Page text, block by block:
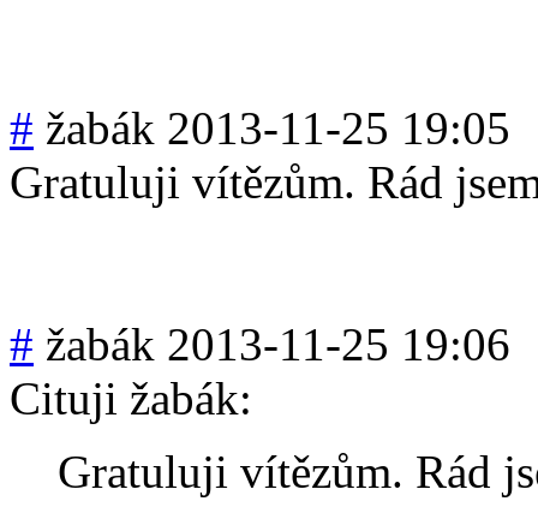
# žabák 2013-11-25 19:05
Gratuluji vítězům. Rád
# žabák 2013-11-25 19:06
Cituji žabák:
Gratuluji vítězům. Rád